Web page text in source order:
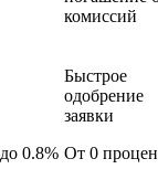
комиссий
до 0.8%
Быстрое
одобрение
заявки
От 0